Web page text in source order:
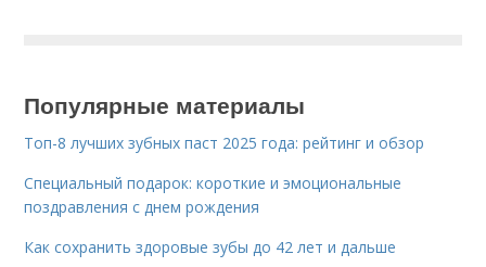
Популярные материалы
Топ-8 лучших зубных паст 2025 года: рейтинг и обзор
Специальный подарок: короткие и эмоциональные
поздравления с днем рождения
Как сохранить здоровые зубы до 42 лет и дальше